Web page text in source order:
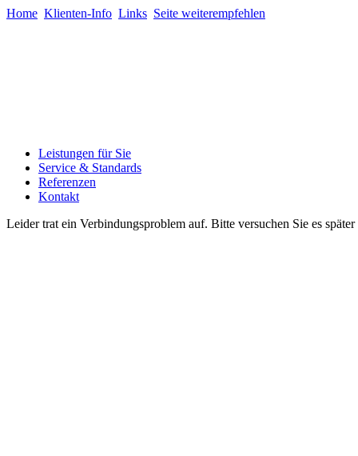
Home Klienten-Info Links Seite weiterempfehlen
Leistungen für Sie
Service & Standards
Referenzen
Kontakt
Leider trat ein Verbindungsproblem auf. Bitte versuchen Sie es